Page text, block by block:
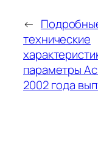
←
технические
параметры
2002 года